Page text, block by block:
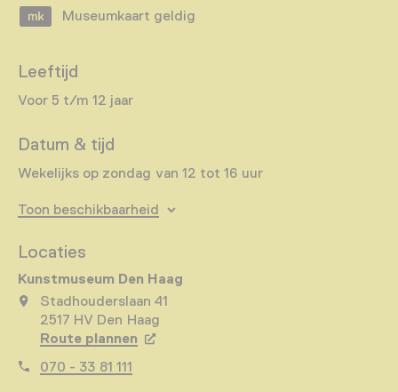
Museumkaart geldig
Leeftijd
Voor 5 t/m 12 jaar
Datum & tijd
Wekelijks op zondag van 12 tot 16 uur
Toon beschikbaarheid
Locaties
Kunstmuseum Den Haag
Stadhouderslaan 41
2517 HV Den Haag
Route plannen Opent in een nieuw tabblad
070 - 33 81 111